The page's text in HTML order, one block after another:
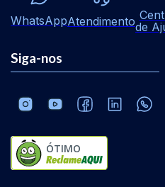
WhatsAppAtendimentode
Siga-nos
ÓTIMO